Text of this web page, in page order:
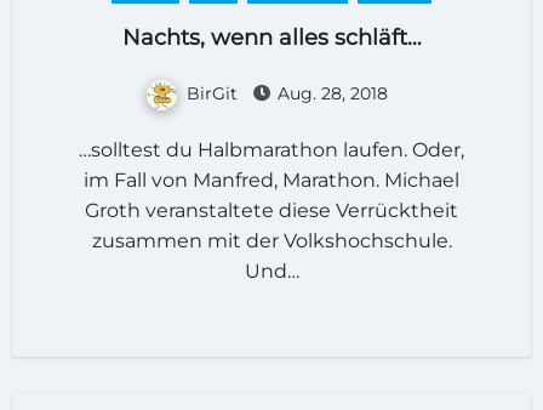
Nachts, wenn alles schläft…
BirGit Aug. 28, 2018
…solltest du Halbmarathon laufen. Oder,
im Fall von Manfred, Marathon. Michael
Groth veranstaltete diese Verrücktheit
zusammen mit der Volkshochschule.
Und…